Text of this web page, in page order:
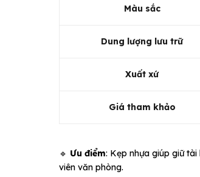
Màu sắc
Dung lượng lưu trữ
Xuất xứ
Giá tham khảo
🔹 Ưu điểm: Kẹp nhựa giúp giữ
viên văn phòng.